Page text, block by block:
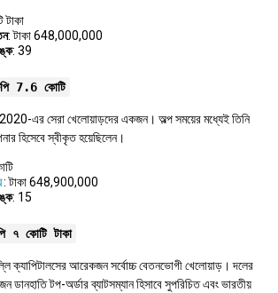
টাকা
: টাকা 648,000,000
: 39
7.6 কোটি
এর সেরা খেলোয়াড়দের একজন। অল্প সময়ের মধ্যেই তিনি
হিসেবে স্বীকৃত হয়েছিলেন।
: টাকা 648,900,000
: 15
৭ কোটি টাকা
ক্যাপিটালসের আরেকজন সর্বোচ্চ বেতনভোগী খেলোয়াড়। দলের
ডানহাতি টপ-অর্ডার ব্যাটসম্যান হিসাবে সুপরিচিত এবং ভারতীয়